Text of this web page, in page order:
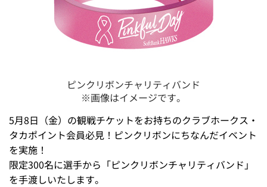
ピンクリボンチャリティバンド
※画像はイメージです。
5月8日（金）の観戦チケットをお持ちのクラブホークス・
タカポイント会員必見！ピンクリボンにちなんだイベント
を実施！
限定300名に選手から「ピンクリボンチャリティバンド」
を手渡しいたします。